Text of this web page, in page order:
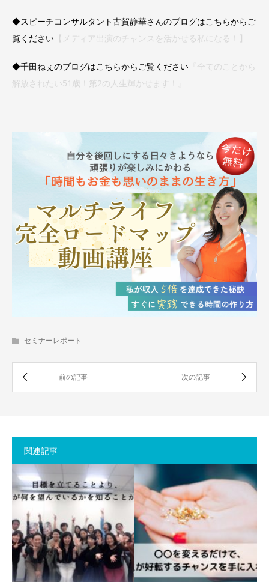
◆スピーチコンサルタント古賀静華さんのブログはこちらからご
覧ください 【メディア出演のチャンスを活かせる私になる！】
◆千田ねぇのブログはこちらからご覧ください 『全てのことから
解放されたい51歳！第2の人生輝かせます！』
セミナーレポート
関連記事